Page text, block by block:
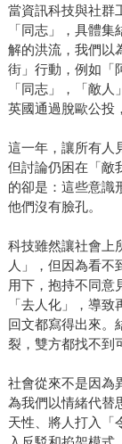
當資訊科技與社群
「同志」，具體
解的洪流，我們以
街」行動，例如「
「同志」，「敵
英國通過脫歐公投
這一年，讓所有人
但討論仍困在「敵
的卻是：這些意識
他們沒有臉孔。
科技雖然讓社會上
人」，但因為看不
用下，抱持不同意
「去人化」，導
回文都寫得出來。
裂，雙方都找不到
社會從來不是因為
為我們以情緒代替
天性、將人打入「